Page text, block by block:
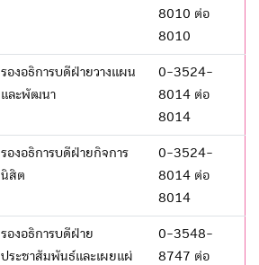
8010 ต่อ
8010
รองอธิการบดีฝ่ายวางแผน
และพัฒนา
0-3524-
8014 ต่อ
8014
รองอธิการบดีฝ่ายกิจการ
นิสิต
0-3524-
8014 ต่อ
8014
รองอธิการบดีฝ่าย
ประชาสัมพันธ์และเผยแผ่
0-3548-
8747 ต่อ